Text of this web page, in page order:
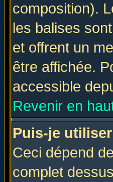
composition).
les balises
et offrent un
être affichée.
accessible
Revenir en
Puis-je
Ceci dépend
complet